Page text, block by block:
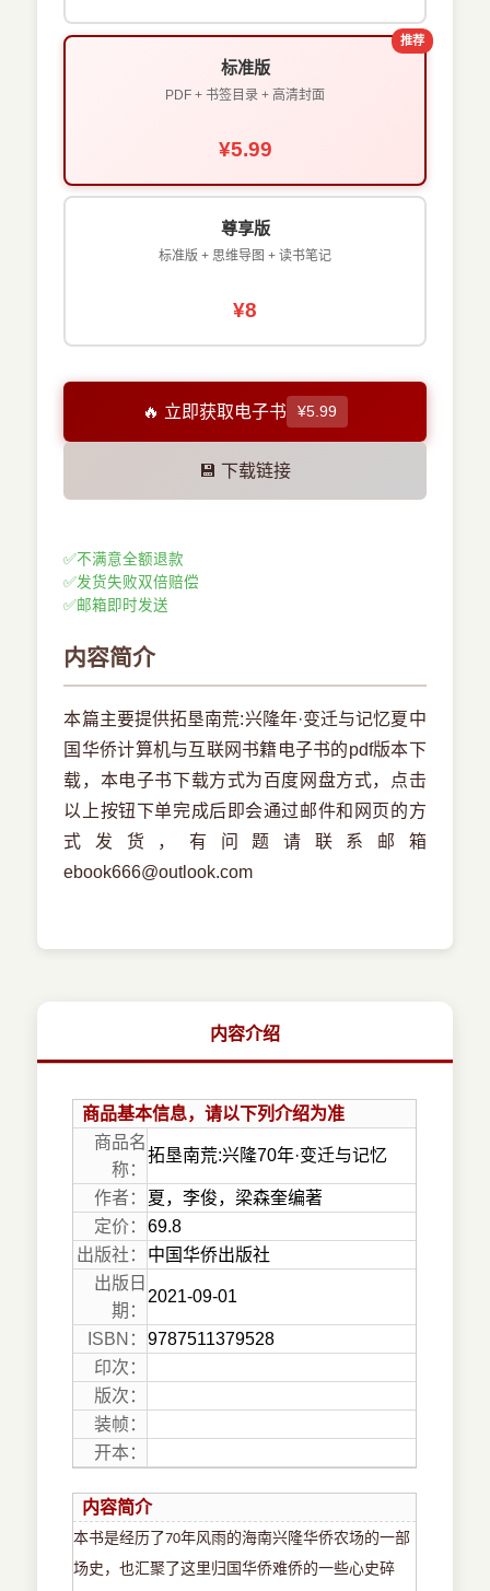
推荐
标准版
PDF + 书签目录 + 高清封面
¥5.99
尊享版
标准版 + 思维导图 + 读书笔记
¥8
🔥 立即获取电子书 ¥5.99
💾 下载链接
✅不满意全额退款
✅发货失败双倍赔偿
✅邮箱即时发送
内容简介
本篇主要提供拓垦南荒:兴隆年·变迁与记忆夏中
国华侨计算机与互联网书籍电子书的pdf版本下
载，本电子书下载方式为百度网盘方式，点击
以上按钮下单完成后即会通过邮件和网页的方
式发货，有问题请联系邮箱
ebook666@outlook.com
内容介绍
商品基本信息，请以下列介绍为准
商品名
称：
拓垦南荒:兴隆70年·变迁与记忆
作者： 夏，李俊，梁森奎编著
定价： 69.8
出版社： 中国华侨出版社
出版日
期：
2021-09-01
ISBN： 9787511379528
印次：
版次：
装帧：
开本：
内容简介
本书是经历了70年风雨的海南兴隆华侨农场的一部
场史，也汇聚了这里归国华侨难侨的一些心史碎